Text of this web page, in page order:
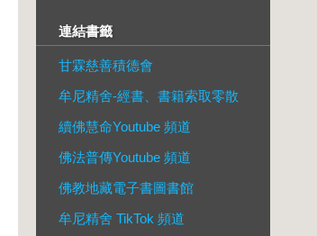
連結書籤
甘霖慈善積德會
牟尼精舍-經書、書籍索取零散
續佛慧命Youtube 頻道
佛法普傳Youtube 頻道
佛教地藏電子書圖書館
牟尼精舍 TikTok 頻道